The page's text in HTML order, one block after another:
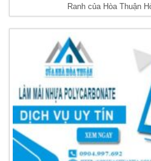
Ranh của Hòa Thuận